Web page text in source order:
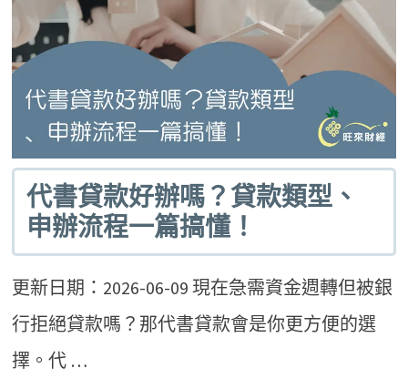
代書貸款好辦嗎？貸款類型、
申辦流程一篇搞懂！
更新日期：2026-06-09 現在急需資金週轉但被銀
行拒絕貸款嗎？那代書貸款會是你更方便的選
擇。代 …